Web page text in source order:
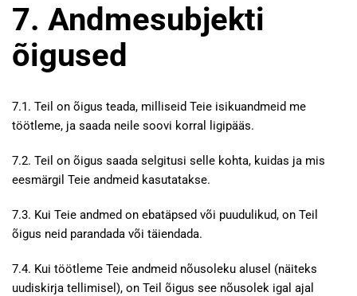
7. Andmesubjekti
õigused
7.1. Teil on õigus teada, milliseid Teie isikuandmeid me
töötleme, ja saada neile soovi korral ligipääs.
7.2. Teil on õigus saada selgitusi selle kohta, kuidas ja mis
eesmärgil Teie andmeid kasutatakse.
7.3. Kui Teie andmed on ebatäpsed või puudulikud, on Teil
õigus neid parandada või täiendada.
7.4. Kui töötleme Teie andmeid nõusoleku alusel (näiteks
uudiskirja tellimisel), on Teil õigus see nõusolek igal ajal